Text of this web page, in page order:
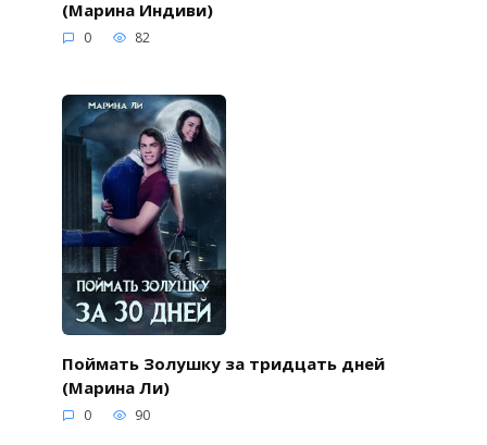
(Марина Индиви)
0 82
Поймать Золушку за тридцать дней
(Марина Ли)
0 90